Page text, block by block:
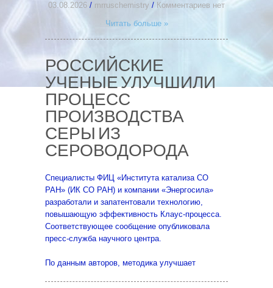
03.08.2026 / mrruschemistry / Комментариев нет
Читать больше »
РОССИЙСКИЕ
УЧЕНЫЕ УЛУЧШИЛИ
ПРОЦЕСС
ПРОИЗВОДСТВА
СЕРЫ ИЗ
СЕРОВОДОРОДА
Специалисты ФИЦ «Института катализа СО
РАН» (ИК СО РАН) и компании «Энергосила»
разработали и запатентовали технологию,
повышающую эффективность Клаус-процесса.
Соответствующее сообщение опубликовала
пресс-служба научного центра.
По данным авторов, методика улучшает